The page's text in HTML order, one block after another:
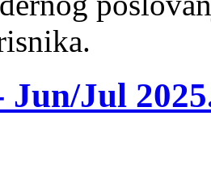
Jun/Jul